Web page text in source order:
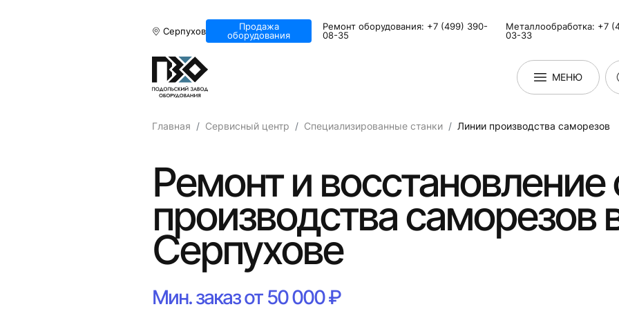
Серпухов
Продажа
оборудования
Ремонт оборудования: +7 (499) 390-
08-35
Металлообработка: +7
03-33
МЕНЮ
Главная Сервисный центр Специализированные станки Линии производства саморезов
Ремонт и восстановление
производства саморезов
Серпухове
Мин. заказ от 50 000 ₽